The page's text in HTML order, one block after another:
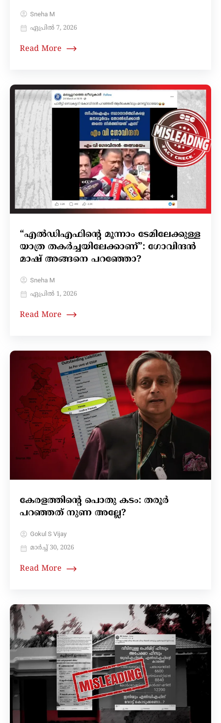
Sneha M
ഏപ്രിൽ 7, 2026
Read More
“എൽഡിഎഫിന്റെ മൂന്നാം ടേമിലേക്കുള്ള
യാത്ര തകർച്ചയിലേക്കാണ്”: ഗോവിന്ദൻ
മാഷ് അങ്ങനെ പറഞ്ഞോ?
Sneha M
ഏപ്രിൽ 1, 2026
Read More
കേരളത്തിന്റെ പൊതു കടം: തരൂർ
പറഞ്ഞത് നുണ അല്ലേ?
Gokul S Vijay
മാർച്ച്‌ 30, 2026
Read More